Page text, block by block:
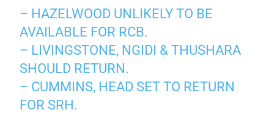
– HAZELWOOD UNLIKELY TO BE
AVAILABLE FOR RCB.
– LIVINGSTONE, NGIDI & THUSHARA
SHOULD RETURN.
– CUMMINS, HEAD SET TO RETURN
FOR SRH.